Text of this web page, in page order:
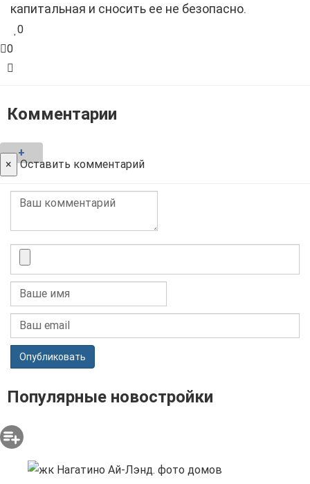
капитальная и сносить ее не безопасно.
0
0
Комментарии
+
× Оставить комментарий
Опубликовать
Популярные новостройки